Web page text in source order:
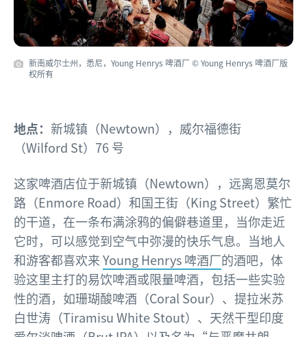
新南威尔士州，悉尼，Young Henrys 啤酒厂 © Young Henrys 啤酒厂版
权所有
地点： 新城镇（Newtown），威尔福德街
（Wilford St）76 号
这家啤酒店位于新城镇（Newtown），远离恩莫尔
路（Enmore Road）和国王街（King Street）繁忙
的干道，在一条布满涂鸦的偏僻巷道里，当你走近
它时，可以感觉到空气中弥漫的快乐气息。当地人
和游客都喜欢来Young Henrys 啤酒厂的酒吧，体
验这里主打的易饮啤酒或限量啤酒，包括一些实验
性的酒，如珊瑚酸啤酒（Coral Sour）、提拉米苏
白世涛（Tiramisu White Stout）、天然干型印度